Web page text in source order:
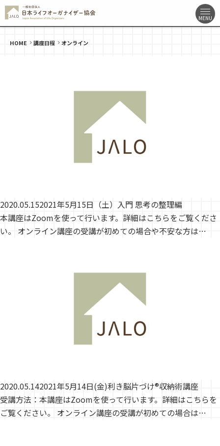
HOME 講座日程 オンライン
2020.05.152021年5月15日（土）入門 思考の整理編
本講座はZoomを使って行います。詳細はこちらをご覧くださ
い。 オンライン講座の受講が初めての場合や不安な方は…
2020.05.142021年5月14日(金)利き脳片づけ®収納術講座
受講方法：本講座はZoomを使って行います。詳細はこちらを
ご覧ください。 オンライン講座の受講が初めての場合は…